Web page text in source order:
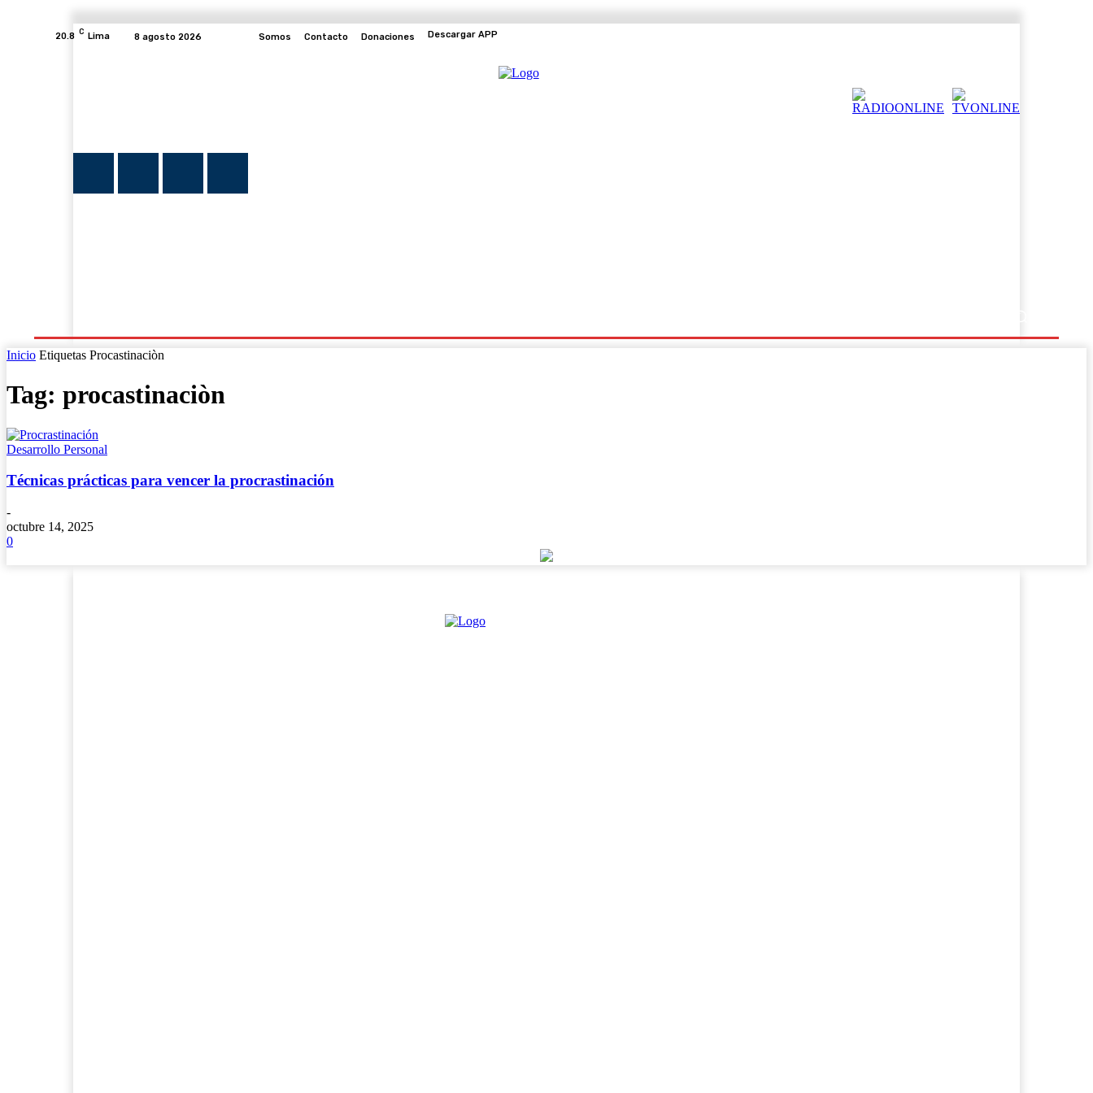
20.8 C Lima 8 agosto 2026 Somos Contacto Donaciones Descargar APP
Inicio Etiquetas Procastinaciòn
Tag: procastinaciòn
Desarrollo Personal
Técnicas prácticas para vencer la procrastinación
-
octubre 14, 2025
0